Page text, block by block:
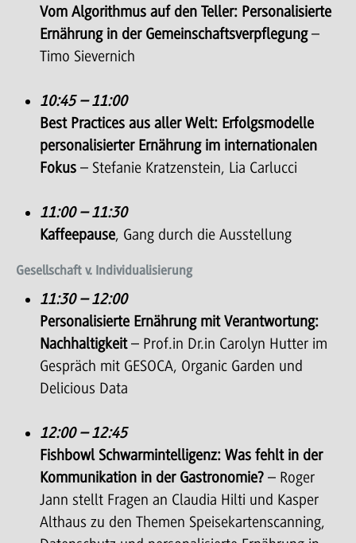
Vom Algorithmus auf den Teller: Personalisierte
Ernährung in der Gemeinschaftsverpflegung–
Timo Sievernich
10:45 – 11:00
Best Practices aus aller Welt: Erfolgsmodelle
personalisierter Ernährung im internationalen
Fokus – Stefanie Kratzenstein, Lia Carlucci
11:00 – 11:30
Kaffeepause, Gang durch die Ausstellung
Gesellschaft v. Individualisierung
11:30 – 12:00
Personalisierte Ernährung mit Verantwortung:
Nachhaltigkeit– Prof.in Dr.in Carolyn Hutter im
Gespräch mit GESOCA, Organic Garden und
Delicious Data
12:00 – 12:45
Fishbowl Schwarmintelligenz: Was fehlt in der
Kommunikation in der Gastronomie? – Roger
Jann stellt Fragen an Claudia Hilti und Kasper
Althaus zu den Themen Speisekartenscanning,